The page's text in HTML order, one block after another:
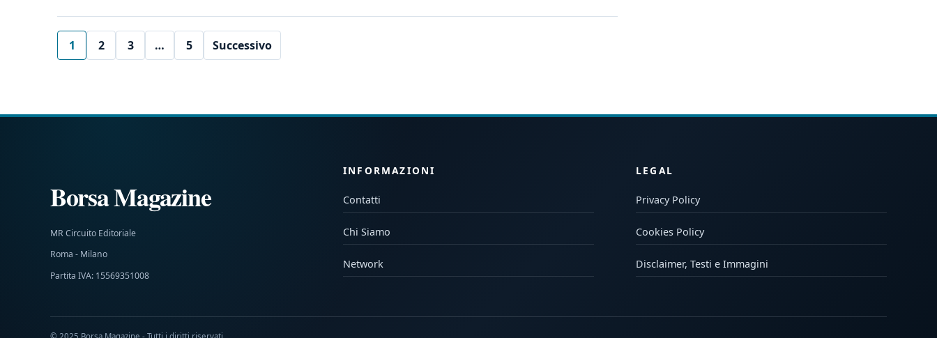
1 2 3 … 5 Successivo
Borsa Magazine
MR Circuito Editoriale
Roma - Milano
Partita IVA: 15569351008
INFORMAZIONI
Contatti
Chi Siamo
Network
LEGAL
Privacy Policy
Cookies Policy
Disclaimer, Testi e Immagini